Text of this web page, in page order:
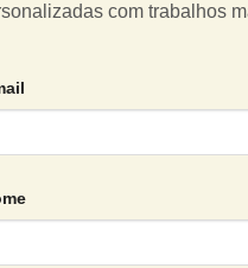
com trabalhos